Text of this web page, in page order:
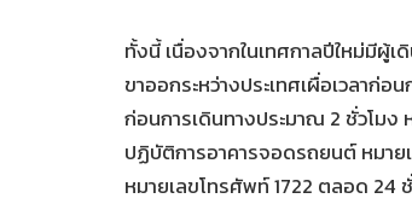
ทั้งนี้ เนื่องจากในเทศกาลปีใหม่มีผู้
ขาออกระหว่างประเทศเผื่อเวลาก่อ
ก่อนการเดินทางประมาณ 2 ชั่วโม
ปฏิบัติการอาคารจอดรถยนต์ หมาย
หมายเลขโทรศัพท์ 1722 ตลอด 24